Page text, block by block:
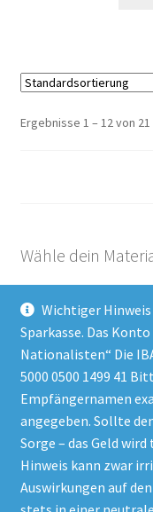
Wichtiger
Sparkasse. Das
Nationalisten“ Die
5000 0500 1499 41
Empfängernamen
angegeben. Sollte
Sorge – das Geld
Hinweis kann zwar
Auswirkungen auf
Ergebnisse 1 – 12 von
Wähle dein
Kampagnen (21)
Impressum
AGB